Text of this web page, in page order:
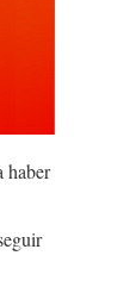
haber